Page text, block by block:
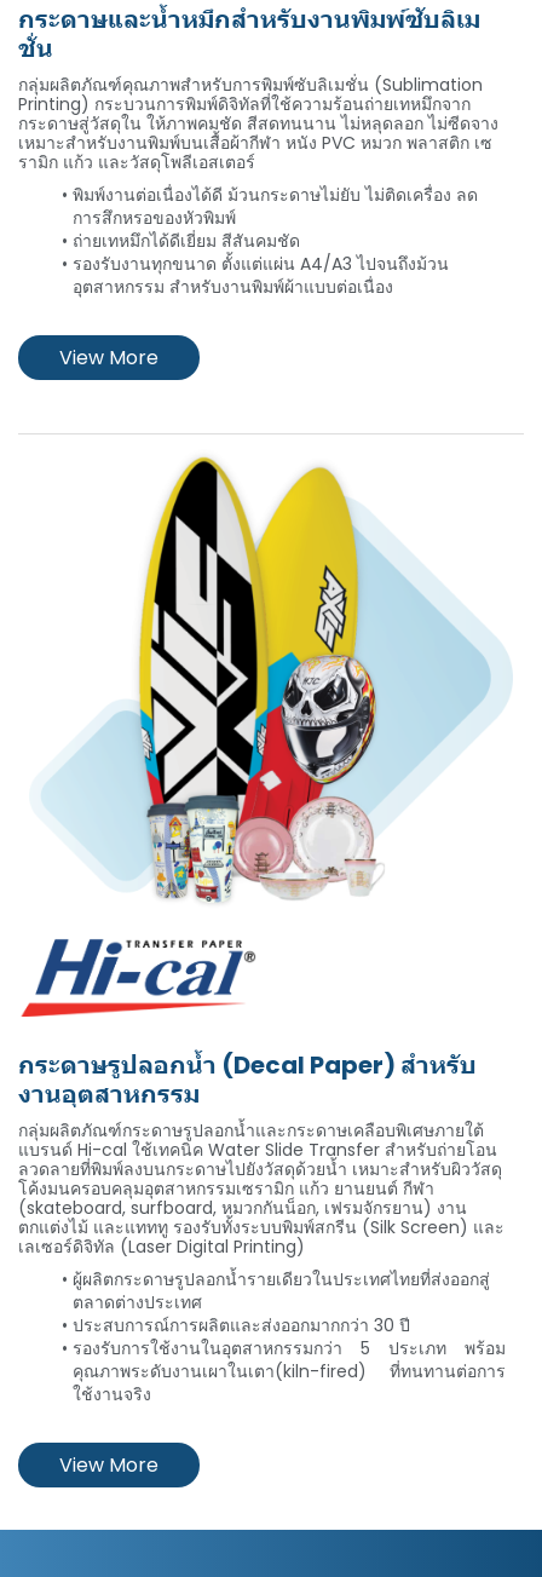
กระดาษและน้ำหมึกสำหรับงานพิมพ์ซับลิเม
ชั่น
กลุ่มผลิตภัณฑ์คุณภาพสำหรับการพิมพ์ซับลิเมชั่น (Sublimation
Printing) กระบวนการพิมพ์ดิจิทัลที่ใช้ความร้อนถ่ายเทหมึกจาก
กระดาษสู่วัสดุใน ให้ภาพคมชัด สีสดทนนาน ไม่หลุดลอก ไม่ซีดจาง
เหมาะสำหรับงานพิมพ์บนเสื้อผ้ากีฬา หนัง PVC หมวก พลาสติก เซ
รามิก แก้ว และวัสดุโพลีเอสเตอร์
พิมพ์งานต่อเนื่องได้ดี ม้วนกระดาษไม่ยับ ไม่ติดเครื่อง ลด
การสึกหรอของหัวพิมพ์
ถ่ายเทหมึกได้ดีเยี่ยม สีสันคมชัด
รองรับงานทุกขนาด ตั้งแต่แผ่น A4/A3 ไปจนถึงม้วน
อุตสาหกรรม สำหรับงานพิมพ์ผ้าแบบต่อเนื่อง
View More
กระดาษรูปลอกน้ำ (Decal Paper) สำหรับ
งานอุตสาหกรรม
กลุ่มผลิตภัณฑ์กระดาษรูปลอกน้ำและกระดาษเคลือบพิเศษภายใต้
แบรนด์ Hi-cal ใช้เทคนิค Water Slide Transfer สำหรับถ่ายโอน
ลวดลายที่พิมพ์ลงบนกระดาษไปยังวัสดุด้วยน้ำ เหมาะสำหรับผิววัสดุ
โค้งมนครอบคลุมอุตสาหกรรมเซรามิก แก้ว ยานยนต์ กีฬา
(skateboard, surfboard, หมวกกันน็อก, เฟรมจักรยาน) งาน
ตกแต่งไม้ และแทททู รองรับทั้งระบบพิมพ์สกรีน (Silk Screen) และ
เลเซอร์ดิจิทัล (Laser Digital Printing)
ผู้ผลิตกระดาษรูปลอกน้ำรายเดียวในประเทศไทยที่ส่งออกสู่
ตลาดต่างประเทศ
ประสบการณ์การผลิตและส่งออกมากกว่า 30 ปี
รองรับการใช้งานในอุตสาหกรรมกว่า 5 ประเภท พร้อม
คุณภาพระดับงานเผาในเตา(kiln-fired) ที่ทนทานต่อการ
ใช้งานจริง
View More